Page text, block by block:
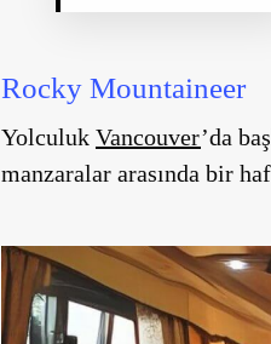
Rocky Mountaineer
Yolculuk Vancouver’da
manzaralar arasında bir